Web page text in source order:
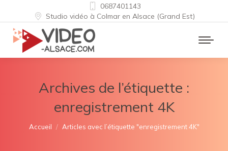
0687401143
Studio vidéo à Colmar en Alsace (Grand Est)
Archives de l’étiquette :
enregistrement 4K
Vous êtes ici :
Accueil Articles avec l’étiquette "enregistrement 4K"